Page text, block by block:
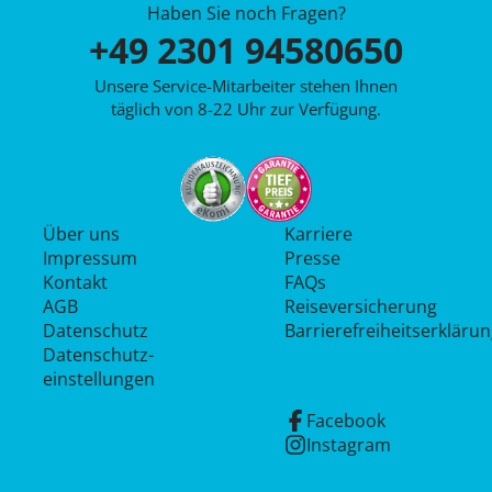
Haben Sie noch Fragen?
+49 2301 94580650
Unsere Service-Mitarbeiter stehen Ihnen
täglich von 8-22 Uhr zur Verfügung.
Über uns
Impressum
Kontakt
AGB
Datenschutz
Datenschutz­
einstellungen
Karriere
Presse
FAQs
Reiseversicherung
Facebook
Instagram